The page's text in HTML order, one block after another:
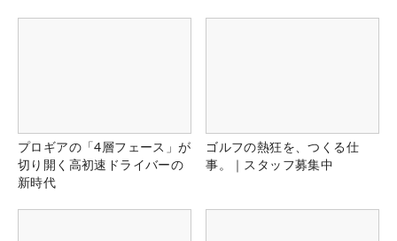
プロギアの「4層フェース」が
切り開く高初速ドライバーの
新時代
ゴルフの熱狂を、つくる仕
事。｜スタッフ募集中